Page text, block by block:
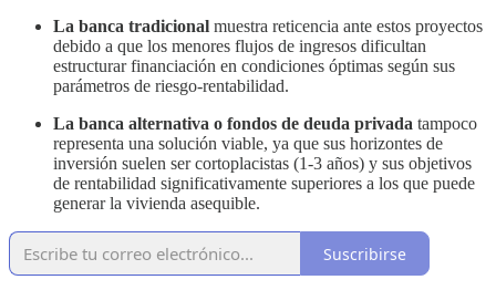
La banca tradicional muestra reticencia ante estos proyectos
debido a que los menores flujos de ingresos dificultan
estructurar financiación en condiciones óptimas según sus
parámetros de riesgo-rentabilidad.
La banca alternativa o fondos de deuda privada tampoco
representa una solución viable, ya que sus horizontes de
inversión suelen ser cortoplacistas (1-3 años) y sus objetivos
de rentabilidad significativamente superiores a los que puede
generar la vivienda asequible.
Suscribirse